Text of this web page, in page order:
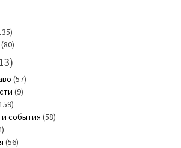
(80)
(57)
(9)
события (58)
(56)